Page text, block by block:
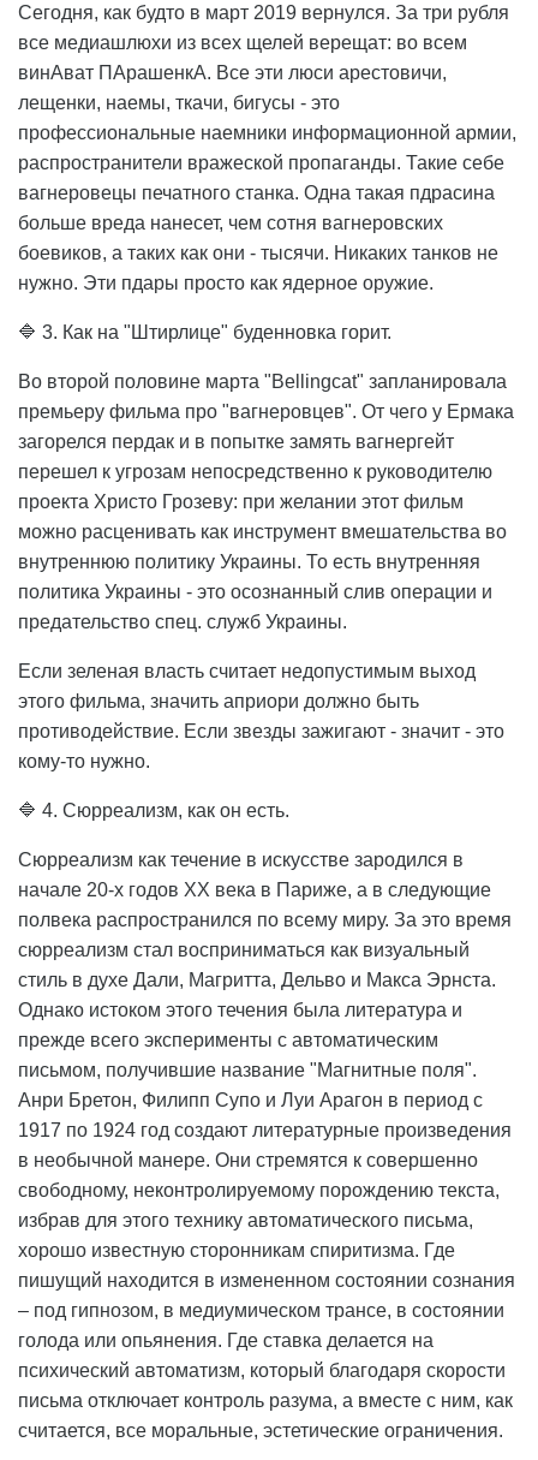
Сегодня, как будто в март 2019 вернулся. За три рубля
все медиашлюхи из всех щелей верещат: во всем
винАват ПАрашенкА. Все эти люси арестовичи,
лещенки, наемы, ткачи, бигусы - это
профессиональные наемники информационной армии,
распространители вражеской пропаганды. Такие себе
вагнеровецы печатного станка. Одна такая пдрасина
больше вреда нанесет, чем сотня вагнеровских
боевиков, а таких как они - тысячи. Никаких танков не
нужно. Эти пдары просто как ядерное оружие.
🔷 3. Как на "Штирлице" буденновка горит.
Во второй половине марта "Bellingcat" запланировала
премьеру фильма про "вагнеровцев". От чего у Ермака
загорелся пердак и в попытке замять вагнергейт
перешел к угрозам непосредственно к руководителю
проекта Христо Грозеву: при желании этот фильм
можно расценивать как инструмент вмешательства во
внутреннюю политику Украины. То есть внутренняя
политика Украины - это осознанный слив операции и
предательство спец. служб Украины.
Если зеленая власть считает недопустимым выход
этого фильма, значить априори должно быть
противодействие. Если звезды зажигают - значит - это
кому-то нужно.
🔷 4. Сюрреализм, как он есть.
Сюрреализм как течение в искусстве зародился в
начале 20-х годов ХХ века в Париже, а в следующие
полвека распространился по всему миру. За это время
сюрреализм стал восприниматься как визуальный
стиль в духе Дали, Магритта, Дельво и Макса Эрнста.
Однако истоком этого течения была литература и
прежде всего эксперименты с автоматическим
письмом, получившие название "Магнитные поля".
Анри Бретон, Филипп Супо и Луи Арагон в период с
1917 по 1924 год создают литературные произведения
в необычной манере. Они стремятся к совершенно
свободному, неконтролируемому порождению текста,
избрав для этого технику автоматического письма,
хорошо известную сторонникам спиритизма. Где
пишущий находится в измененном состоянии сознания
– под гипнозом, в медиумическом трансе, в состоянии
голода или опьянения. Где ставка делается на
психический автоматизм, который благодаря скорости
письма отключает контроль разума, а вместе с ним, как
считается, все моральные, эстетические ограничения.